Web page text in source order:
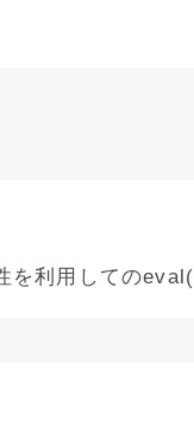
を利用しての